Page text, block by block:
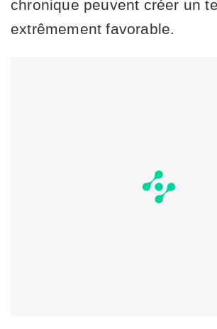
chronique peuvent créer un
extrêmement favorable.